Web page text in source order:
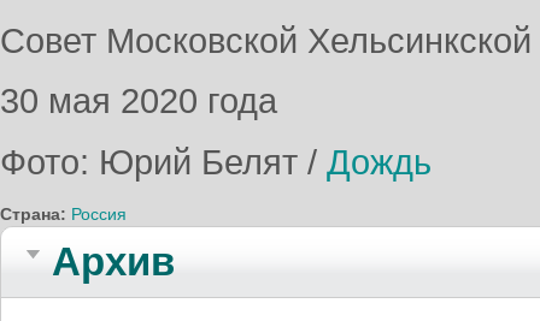
Совет Московской
30 мая 2020 года
Фото: Юрий Белят / Дождь
Страна: Россия
Архив